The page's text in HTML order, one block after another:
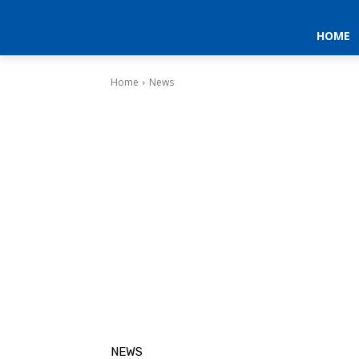
HOME
Home News
NEWS